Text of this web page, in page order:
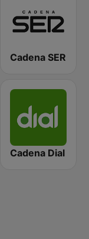
Cadena SER
Cadena Dial